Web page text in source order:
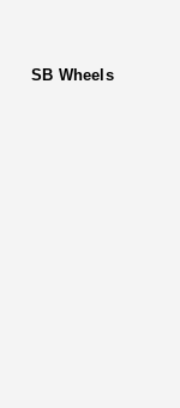
SB Wheels